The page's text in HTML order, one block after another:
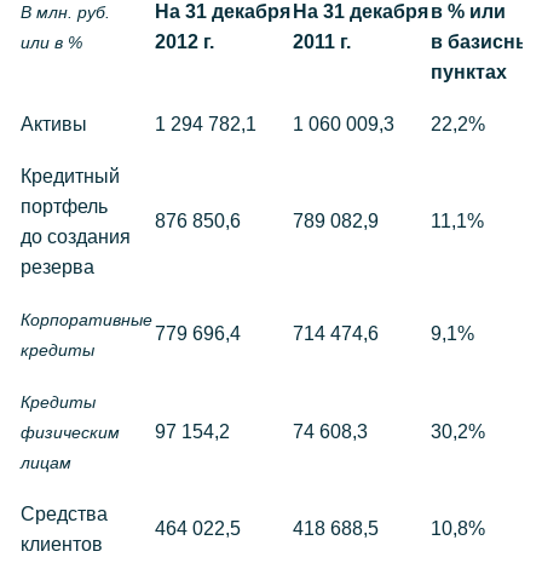
В млн. руб.
или в %
На 31 декабря
2012 г.
На 31 декабря
2011 г.
в % или
в базисных
пунктах
Активы 1 294 782,1 1 060 009,3 22,2%
Кредитный
портфель
до создания
резерва
876 850,6 789 082,9 11,1%
Корпоративные
кредиты
779 696,4 714 474,6 9,1%
Кредиты
физическим
лицам
97 154,2 74 608,3 30,2%
Средства
клиентов
464 022,5 418 688,5 10,8%